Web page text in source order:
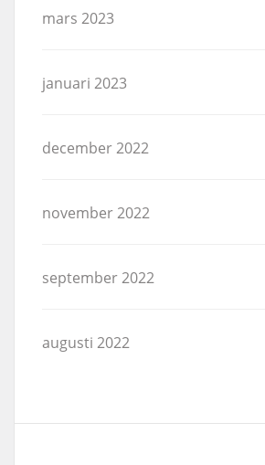
mars 2023
januari 2023
december 2022
november 2022
september 2022
augusti 2022